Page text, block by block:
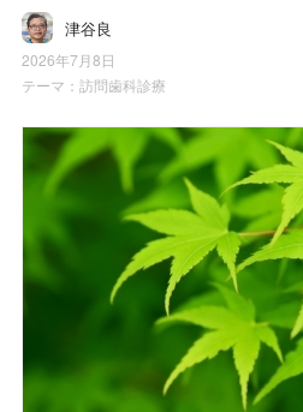
津谷良
2026年7月8日
テーマ： 訪問歯科診療